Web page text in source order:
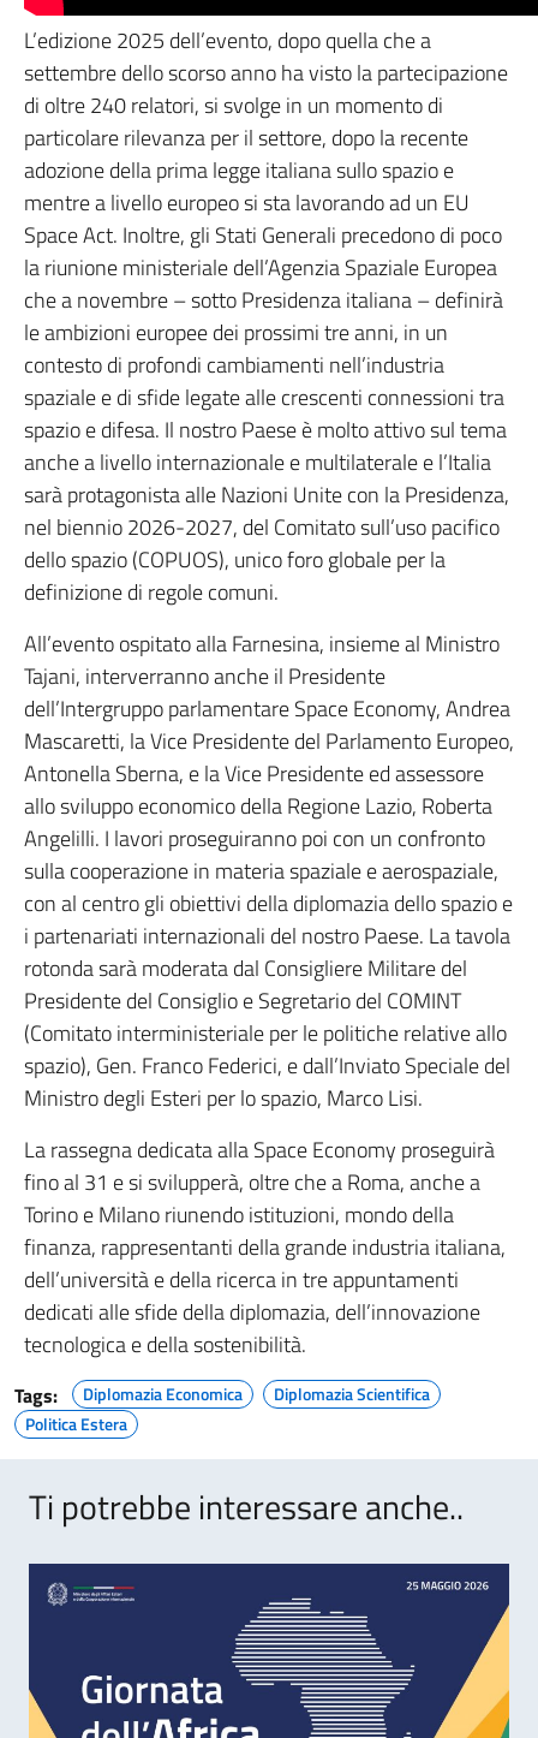
L’edizione 2025 dell’evento, dopo quella che a
settembre dello scorso anno ha visto la partecipazione
di oltre 240 relatori, si svolge in un momento di
particolare rilevanza per il settore, dopo la recente
adozione della prima legge italiana sullo spazio e
mentre a livello europeo si sta lavorando ad un EU
Space Act. Inoltre, gli Stati Generali precedono di poco
la riunione ministeriale dell’Agenzia Spaziale Europea
che a novembre – sotto Presidenza italiana – definirà
le ambizioni europee dei prossimi tre anni, in un
contesto di profondi cambiamenti nell’industria
spaziale e di sfide legate alle crescenti connessioni tra
spazio e difesa. Il nostro Paese è molto attivo sul tema
anche a livello internazionale e multilaterale e l’Italia
sarà protagonista alle Nazioni Unite con la Presidenza,
nel biennio 2026-2027, del Comitato sull’uso pacifico
dello spazio (COPUOS), unico foro globale per la
definizione di regole comuni.
All’evento ospitato alla Farnesina, insieme al Ministro
Tajani, interverranno anche il Presidente
dell’Intergruppo parlamentare Space Economy, Andrea
Mascaretti, la Vice Presidente del Parlamento Europeo,
Antonella Sberna, e la Vice Presidente ed assessore
allo sviluppo economico della Regione Lazio, Roberta
Angelilli. I lavori proseguiranno poi con un confronto
sulla cooperazione in materia spaziale e aerospaziale,
con al centro gli obiettivi della diplomazia dello spazio e
i partenariati internazionali del nostro Paese. La tavola
rotonda sarà moderata dal Consigliere Militare del
Presidente del Consiglio e Segretario del COMINT
(Comitato interministeriale per le politiche relative allo
spazio), Gen. Franco Federici, e dall’Inviato Speciale del
Ministro degli Esteri per lo spazio, Marco Lisi.
La rassegna dedicata alla Space Economy proseguirà
fino al 31 e si svilupperà, oltre che a Roma, anche a
Torino e Milano riunendo istituzioni, mondo della
finanza, rappresentanti della grande industria italiana,
dell’università e della ricerca in tre appuntamenti
dedicati alle sfide della diplomazia, dell’innovazione
tecnologica e della sostenibilità.
Tags: Diplomazia Economica
Diplomazia Scientifica
Politica Estera
Ti potrebbe interessare anche..